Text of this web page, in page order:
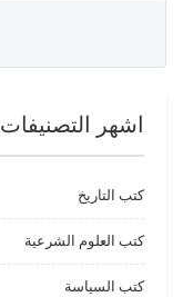
اشهر التصنيفات
كتب التاريخ
كتب العلوم الشرعية
كتب السياسة